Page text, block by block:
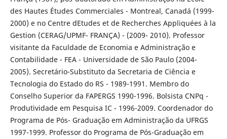
des Hautes Études Commerciales - Montreal, Canadá (1999-
2000) e no Centre dEtudes et de Recherches Appliquées à la
Gestion (CERAG/UPMF- FRANÇA) - (2009- 2010). Professor
visitante da Faculdade de Economia e Administração e
Contabilidade - FEA - Universidade de São Paulo (2004-
2005). Secretário-Substituto da Secretaria de Ciência e
Tecnologia do Estado do RS - 1989-1991. Membro do
Conselho Superior da FAPERGS 1990-1996. Bolsista CNPq -
Produtividade em Pesquisa IC - 1996-2009. Coordenador do
Programa de Pós- Graduação em Administração da UFRGS
1997-1999. Professor do Programa de Pós-Graduação em